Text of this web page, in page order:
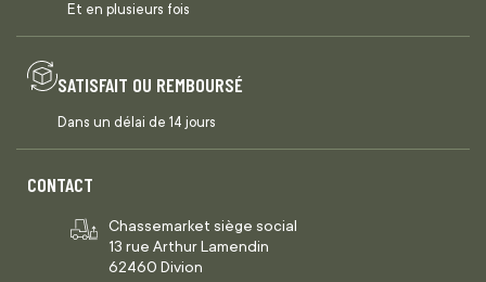
Et en plusieurs fois
SATISFAIT OU REMBOURSÉ
Dans un délai de 14 jours
CONTACT
Chassemarket siège social
13 rue Arthur Lamendin
62460 Divion